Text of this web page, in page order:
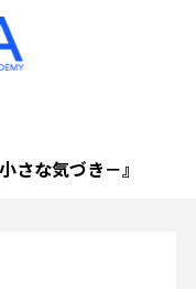
さな気づき－』